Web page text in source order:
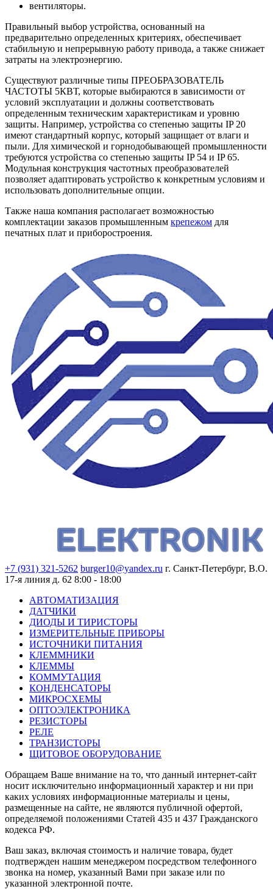
вентиляторы.
Правильный выбор устройства, основанный на
предварительно определенных критериях, обеспечивает
стабильную и непрерывную работу привода, а также снижает
затраты на электроэнергию.
Существуют различные типы ПРЕОБРАЗОВАТЕЛЬ
ЧАСТОТЫ 5КВТ, которые выбираются в зависимости от
условий эксплуатации и должны соответствовать
определенным техническим характеристикам и уровню
защиты. Например, устройства со степенью защиты IP 20
имеют стандартный корпус, который защищает от влаги и
пыли. Для химической и горнодобывающей промышленности
требуются устройства со степенью защиты IP 54 и IP 65.
Модульная конструкция частотных преобразователей
позволяет адаптировать устройство к конкретным условиям и
использовать дополнительные опции.
Также наша компания располагает возможностью
комплектации заказов промышленным крепежом для
печатных плат и приборостроения.
+7 (931) 321-5262 burger10@yandex.ru г. Санкт-Петербург, В.О.
17-я линия д. 62 8:00 - 18:00
АВТОМАТИЗАЦИЯ
ДАТЧИКИ
ДИОДЫ И ТИРИСТОРЫ
ИЗМЕРИТЕЛЬНЫЕ ПРИБОРЫ
ИСТОЧНИКИ ПИТАНИЯ
КЛЕММНИКИ
КЛЕММЫ
КОММУТАЦИЯ
КОНДЕНСАТОРЫ
МИКРОСХЕМЫ
ОПТОЭЛЕКТРОНИКА
РЕЗИСТОРЫ
РЕЛЕ
ТРАНЗИСТОРЫ
ЩИТОВОЕ ОБОРУДОВАНИЕ
Обращаем Ваше внимание на то, что данный интернет-сайт
носит исключительно информационный характер и ни при
каких условиях информационные материалы и цены,
размещенные на сайте, не являются публичной офертой,
определяемой положениями Статей 435 и 437 Гражданского
кодекса РФ.
Ваш заказ, включая стоимость и наличие товара, будет
подтвержден нашим менеджером посредством телефонного
звонка на номер, указанный Вами при заказе или по
указанной электронной почте.